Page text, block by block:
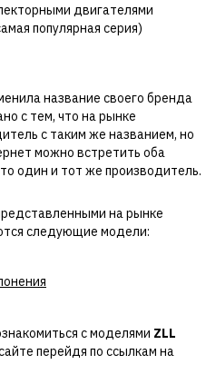
двигателями
популярная серия)
название своего бренда
с тем, что на рынке
с таким же названием, но
можно встретить оба
один и тот же производитель.
на рынке
следующие модели:
с моделями ZLL
перейдя по ссылкам на